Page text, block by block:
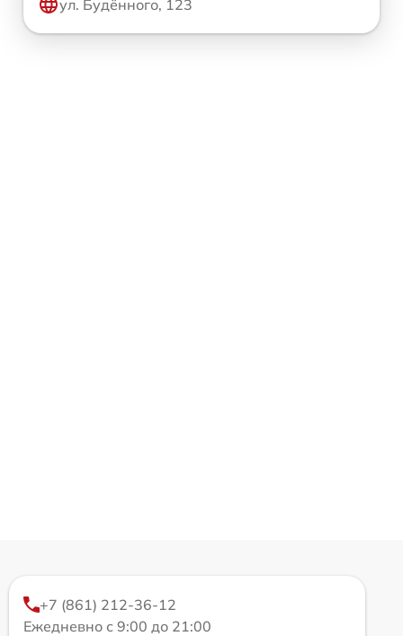
ул. Будённого, 123
+7 (861) 212-36-12
Ежедневно с 9:00 до 21:00